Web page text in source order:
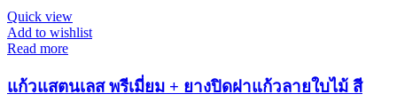
Quick view
Add to wishlist
Read more
แก้วแสตนเลส พรีเมี่ยม + ยางปิดฝาแก้วลายใบไม้ สี